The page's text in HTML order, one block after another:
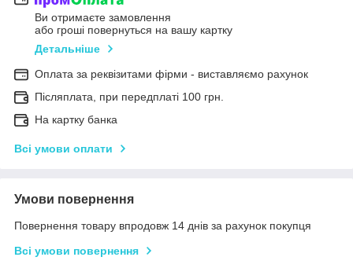
Ви отримаєте замовлення
або гроші повернуться на вашу картку
Детальніше
Оплата за реквізитами фірми - виставляємо рахунок
Післяплата, при передплаті 100 грн.
На картку банка
Всі умови оплати
Умови повернення
Повернення товару впродовж 14 днів за рахунок покупця
Всі умови повернення